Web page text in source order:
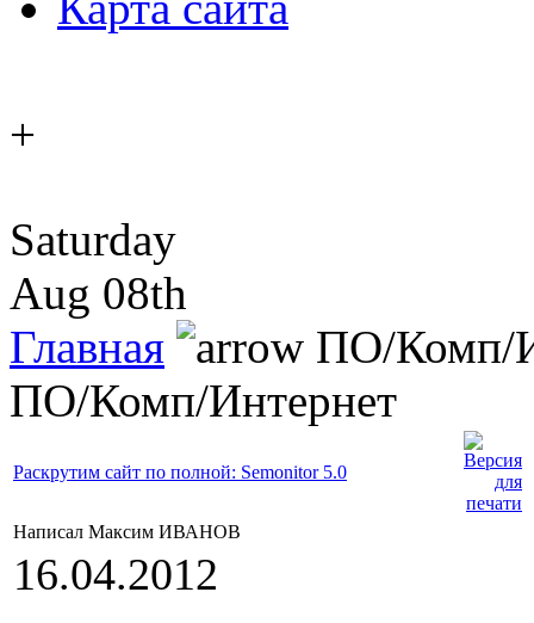
+
Saturday
Aug 08th
Главная
ПО/Комп/
ПО/Комп/Интернет
Раскрутим сайт по полной: Semonitor 5.0
Написал Максим ИВАНОВ
16.04.2012